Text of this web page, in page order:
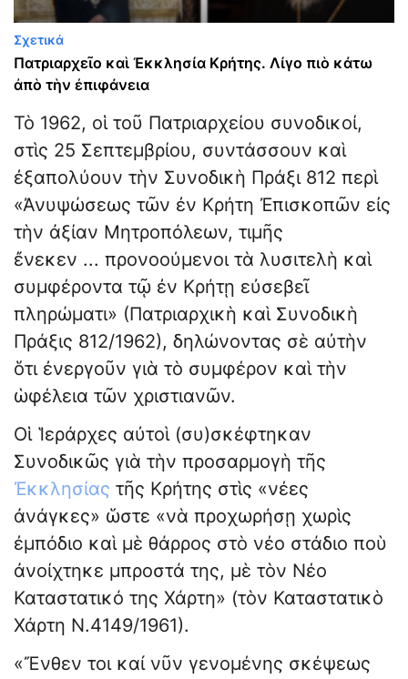
Σχετικά
Πατριαρχεῖο καὶ Ἐκκλησία Κρήτης. Λίγο πιὸ κάτω
ἀπὸ τὴν ἐπιφάνεια
Τὸ 1962, οἱ τοῦ Πατριαρχείου συνοδικοί,
στὶς 25 Σεπτεμβρίου, συντάσσουν καὶ
ἐξαπολύουν τὴν Συνοδικὴ Πράξι 812 περὶ
«Ἀνυψώσεως τῶν ἐν Κρήτη Ἐπισκοπῶν εἰς
τὴν ἀξίαν Μητροπόλεων, τιμῆς
ἔνεκεν ... προνοούμενοι τὰ λυσιτελὴ καὶ
συμφέροντα τῷ ἐν Κρήτῃ εὐσεβεῖ
πληρώματι» (Πατριαρχικὴ καὶ Συνοδικὴ
Πράξις 812/1962), δηλώνοντας σὲ αὐτὴν
ὅτι ἐνεργοῦν γιὰ τὸ συμφέρον καὶ τὴν
ὡφέλεια τῶν χριστιανῶν.
Οἱ Ἱεράρχες αὐτοὶ (συ)σκέφτηκαν
Συνοδικῶς γιὰ τὴν προσαρμογὴ τῆς
Ἐκκλησίας τῆς Κρήτης στὶς «νέες
ἀνάγκες» ὥστε «νὰ προχωρήσῃ χωρὶς
ἐμπόδιο καὶ μὲ θάρρος στὸ νέο στάδιο ποὺ
ἀνοίχτηκε μπροστά της, μὲ τὸν Νέο
Καταστατικό της Χάρτη» (τὸν Καταστατικὸ
Χάρτη Ν.4149/1961).
«Ἔνθεν τοι καί νῦν γενομένης σκέψεως